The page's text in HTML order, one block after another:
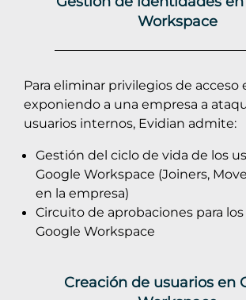
Workspace
Para eliminar privilegios de acceso
exponiendo a una empresa a
usuarios internos, Evidian admite:
Gestión del ciclo de vida de los
Google Workspace (Joiners,
en la empresa)
Circuito de aprobaciones para los
Google Workspace
Creación de usuarios en